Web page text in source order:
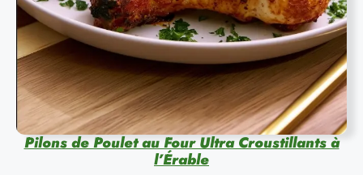
Pilons de Poulet au Four Ultra Croustillants à
l’Érable